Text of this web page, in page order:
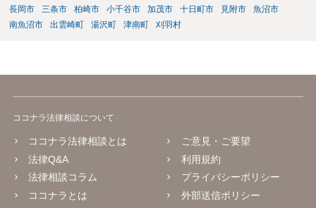
長岡市
三条市 柏崎市 小千谷市 加茂市 十日町市 見附市
魚沼市
南魚沼市
出雲崎町 湯沢町 津南町 刈羽村
ココナラ法律相談について
ココナラ法律相談とは
法律Q&A
法律相談コラム
ココナラとは
ご意見・ご要望
利用規約
プライバシーポリシー
外部送信ポリシー